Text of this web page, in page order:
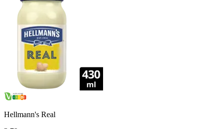
Hellmann's Real